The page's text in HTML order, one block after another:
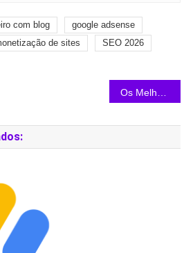
com blog
google adsense
de sites
SEO 2026